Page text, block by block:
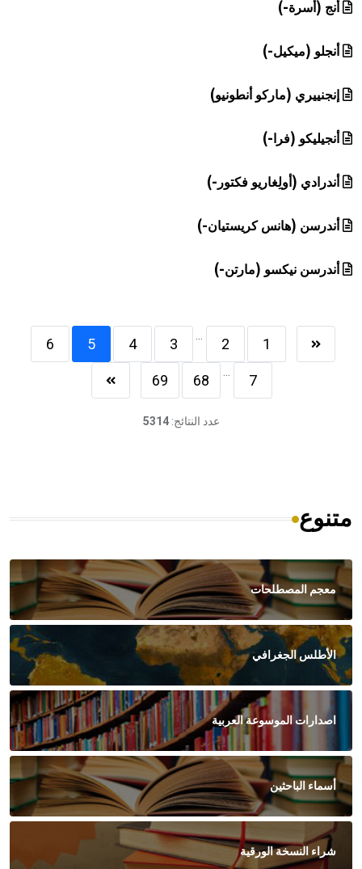
أنج (أسرة-)
أنجلو (ميكيل-)
إنجنييري (ماركو أنطونيو)
أنجيليكو (فرا-)
أندرادي (أولِغاريو فكتور-)
أندرسن (هانس كريستيان-)
أندرسن نيكسو (مارتن-)
1
2
...
3
4
5
6
7
...
68
69
عدد النتائج:5314
متنوع
معجم المصطلحات
الأطلس الجغرافي
اصدارات الموسوعة العربية
أسماء الباحثين
شراء النسخة الورقية